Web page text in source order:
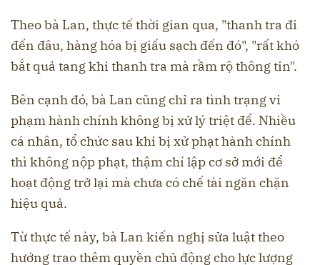
Theo bà Lan, thực tế thời gian qua, "thanh tra đi
đến đâu, hàng hóa bị giấu sạch đến đó", "rất khó
bắt quả tang khi thanh tra mà rầm rộ thông tin".
Bên cạnh đó, bà Lan cũng chỉ ra tình trạng vi
phạm hành chính không bị xử lý triệt để. Nhiều
cá nhân, tổ chức sau khi bị xử phạt hành chính
thì không nộp phạt, thậm chí lập cơ sở mới để
hoạt động trở lại mà chưa có chế tài ngăn chặn
hiệu quả.
Từ thực tế này, bà Lan kiến nghị sửa luật theo
hướng trao thêm quyền chủ động cho lực lượng